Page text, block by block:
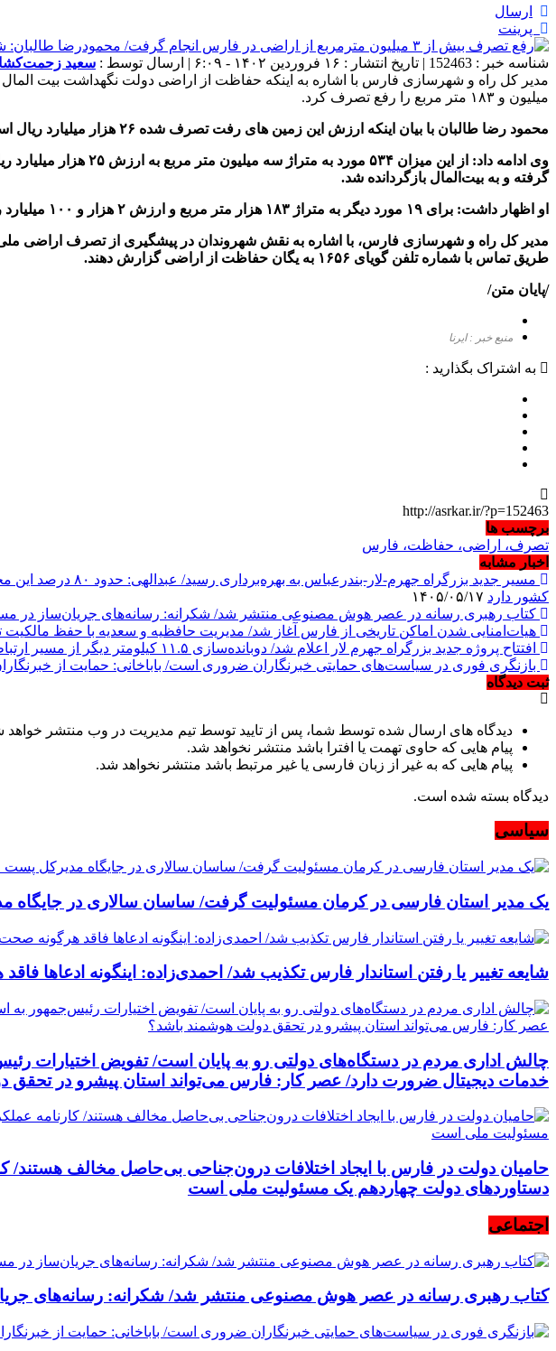
ارسال
پرینت
شناسه خبر : 152463 | تاریخ انتشار : ۱۶ فروردین ۱۴۰۲ - ۶:۰۹ | ارسال توسط :
سعید
میلیون و ۱۸۳ متر مربع را رفع تصرف کرد.
محمود رضا طالبان با بیان اینکه ارزش این زمین های رفت تصرف شده ۲۶ هزار میلیارد
وی ادامه داد: از این میزان ۵۳۴ مورد به متراژ سه میلیون متر مربع به ارزش ۲۵ هزار
گرفته و به بیت‌المال بازگردانده شد.
او اظهار داشت: برای ۱۹ مورد دیگر به متراژ ۱۸۳ هزار متر مربع و ارزش ۲ هزار و ۱۰۰
مدیر کل راه و شهرسازی فارس، با اشاره به نقش شهروندان در پیشگیری از تصرف اراضی
طریق تماس با شماره تلفن گویای ۱۶۵۶ به یگان حفاظت از اراضی گزارش دهند
.
/پایان متن/
منبع خبر : ایرنا
به اشتراک بگذارید :
http://asrkar.ir/?p=152463
برچسب ها
تصرف، اراضی، حفاظت، فارس
اخبار مشابه
مسیر جدید
کشور دارد
کتاب رهبری رسانه در عصر هوش مصنوعی منتشر شد/ شکرانه: رسانه‌های جریان‌ساز در
هیات‌امنایی شدن اماکن تاریخی از فارس آغاز شد/ مدیریت حافظیه و سعدیه با حفظ مالکیت
افتتاح پروژه جدید بزرگراه جهرم لار اعلام شد/ دوبانده‌سازی ۱۱.۵ کیلومتر دیگر از مسیر ارتباطی جنوب کشور پایان یافت/ رضایی‌کوچی: این محور جاده‌ای از فردا زیر بار ترافیک می‌رود
بازنگری فوری در سیاست‌های حمایتی خبرنگاران ضروری است/ باباخانی: حمایت از
ثبت دیدگاه
دیدگاه های ارسال شده توسط شما، پس از تایید توسط تیم مدیریت در وب منتشر خواهد
پیام هایی که حاوی تهمت یا افترا باشد منتشر نخواهد شد.
پیام هایی که به غیر از زبان فارسی یا غیر مرتبط باشد منتشر نخواهد شد.
دیدگاه بسته شده است.
سیاسی
یک مدیر استان فارسی در کرمان مسئولیت گرفت/ ساسان سالاری در جایگاه
شایعه تغییر یا رفتن استاندار فارس تکذیب شد/ احمدی‌زاده: اینگونه ادعاها
چالش اداری مردم در دستگاه‌های دولتی رو به پایان است/ تفویض اختیارات
خدمات دیجیتال ضرورت دارد/ عصر کار: فارس می‌تواند استان پیشرو در تحقق
حامیان دولت در فارس با ایجاد اختلافات درون‌جناحی بی‌حاصل مخالف هستند/
دستاوردهای دولت چهاردهم یک مسئولیت ملی است
اجتماعی
کتاب رهبری رسانه در عصر هوش مصنوعی منتشر شد/ شکرانه: رسانه‌های